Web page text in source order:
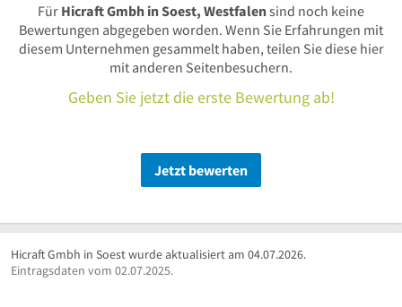
Für Hicraft Gmbh in Soest, Westfalensind noch keine
Bewertungen abgegeben worden. Wenn Sie Erfahrungen mit
diesem Unternehmen gesammelt haben, teilen Sie diese hier
mit anderen Seitenbesuchern.
Geben Sie jetzt die erste Bewertung ab!
Jetzt bewerten
Hicraft Gmbh in Soest wurde aktualisiert am 04.07.2026.
Eintragsdaten vom 02.07.2025.